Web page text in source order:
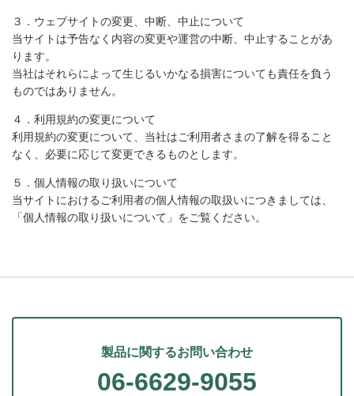
３．ウェブサイトの変更、中断、中止について
当サイトは予告なく内容の変更や運営の中断、中止することがあ
ります。
当社はそれらによって生じるいかなる損害についても責任を負う
ものではありません。
４．利用規約の変更について
利用規約の変更について、当社はご利用者さまの了解を得ること
なく、必要に応じて変更できるものとします。
５．個人情報の取り扱いについて
当サイトにおけるご利用者の個人情報の取扱いにつきましては、
「個人情報の取り扱いについて」をご覧ください。
製品に関するお問い合わせ
06-6629-9055